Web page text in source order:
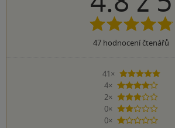
47 hodnocení čtenářů
41×
5 hvězdiček
4×
4 hvězdičky
2×
3 hvězdičky
0×
2 hvězdičky
0×
1 hvezdička